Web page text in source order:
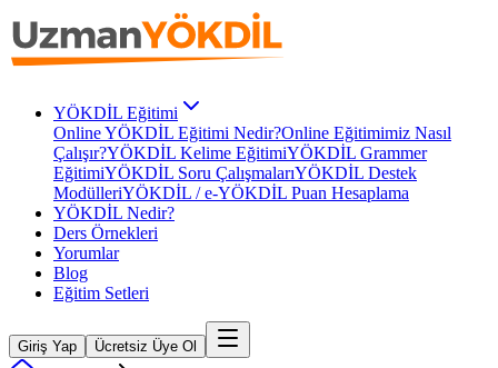
YÖKDİL Eğitimi
Online YÖKDİL Eğitimi Nedir?Online Eğitimimiz Nasıl
Çalışır?YÖKDİL Kelime EğitimiYÖKDİL Grammer
EğitimiYÖKDİL Soru ÇalışmalarıYÖKDİL Destek
ModülleriYÖKDİL / e-YÖKDİL Puan Hesaplama
YÖKDİL Nedir?
Ders Örnekleri
Yorumlar
Blog
Eğitim Setleri
Giriş Yap Ücretsiz Üye Ol